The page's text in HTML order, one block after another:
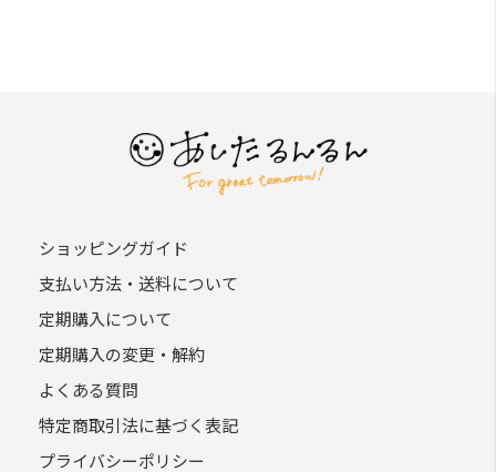
ショッピングガイド
支払い方法・送料について
定期購入について
定期購入の変更・解約
よくある質問
特定商取引法に基づく表記
プライバシーポリシー